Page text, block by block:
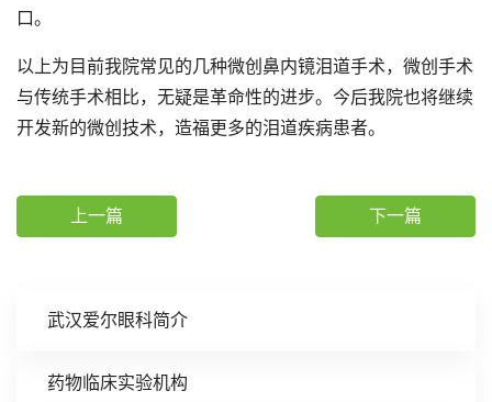
武汉爱尔眼科简介
药物临床实验机构
口。
以上为目前我院常见的几种微创鼻内镜泪道手术，微创手术
与传统手术相比，无疑是革命性的进步。今后我院也将继续
开发新的微创技术，造福更多的泪道疾病患者。
上一篇 下一篇